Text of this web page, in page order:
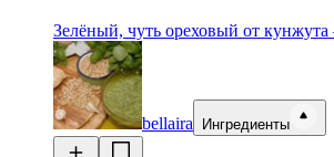
Зелёный, чуть ореховый от
bellaira Ингредиенты